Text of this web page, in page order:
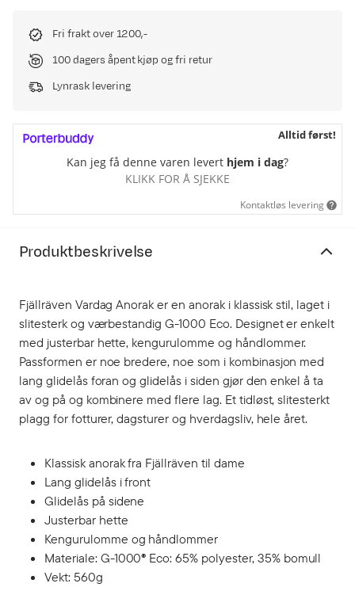
Fri frakt over 1200,-
100 dagers åpent kjøp og fri retur
Lynrask levering
Alltid først!
Kan jeg få denne varen levert hjem i dag?
KLIKK FOR Å SJEKKE
Kontaktløs levering
Produktbeskrivelse
Fjällräven Vardag Anorak er en anorak i klassisk stil, laget i
slitesterk og værbestandig G-1000 Eco. Designet er enkelt
med justerbar hette, kengurulomme og håndlommer.
Passformen er noe bredere, noe som i kombinasjon med
lang glidelås foran og glidelås i siden gjør den enkel å ta
av og på og kombinere med flere lag. Et tidløst, slitesterkt
plagg for fotturer, dagsturer og hverdagsliv, hele året.
Klassisk anorak fra Fjällräven til dame
Lang glidelås i front
Glidelås på sidene
Justerbar hette
Kengurulomme og håndlommer
Materiale: G-1000® Eco: 65% polyester, 35% bomull
Vekt: 560g